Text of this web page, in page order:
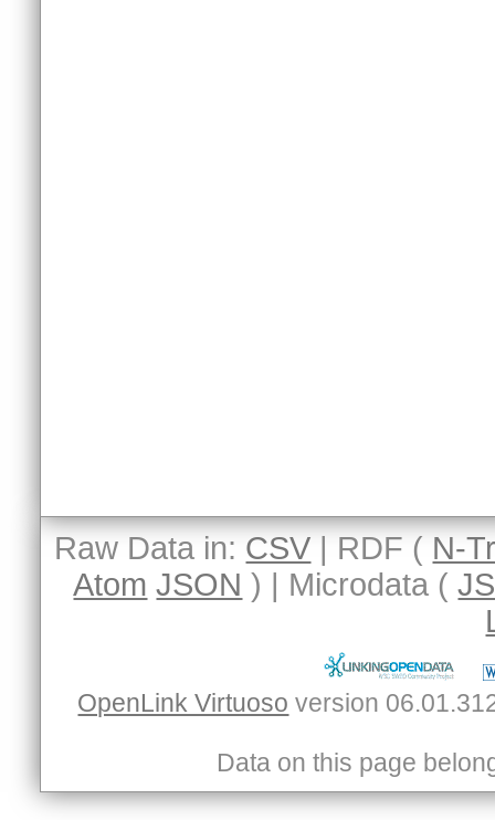
Raw Data in: CSV | RDF ( N-
Atom JSON ) | Microdata (
OpenLink Virtuoso
Data on this page